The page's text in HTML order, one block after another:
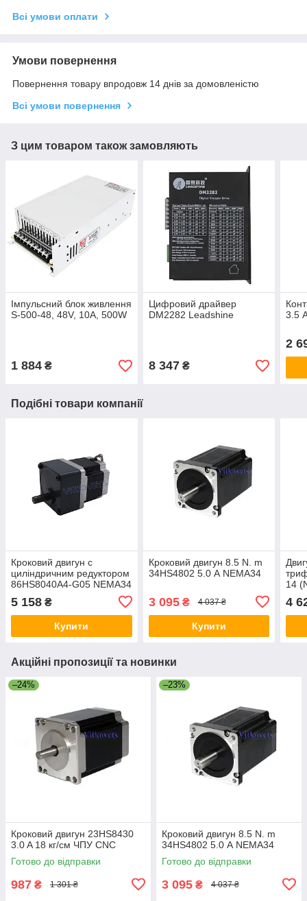
Всі умови оплати
Умови повернення
Повернення товару впродовж 14 днів за домовленістю
Всі умови повернення
З цим товаром також замовляють
Імпульсний блок живлення
S-500-48, 48V, 10A, 500W
1 884 ₴
Цифровий драйвер
DM2282 Leadshine
8 347₴
3.5
2
Подібні товари компанії
Кроковий двигун c
циліндричним редуктором
86HS8040A4-G05 NEMA34
(коефіцієнт редукції 1:5)
5 158 ₴
Купити
Кроковий двигун 8.5 N. m
34HS4802 5.0 А NEMA34
3 095₴ 4 037 ₴
Купити
14
4
Акційні пропозиції та новинки
–24%
Кроковий двигун 23HS8430
3.0 A 18 кг/см ЧПУ CNC
Готово до відправки
987 ₴ 1 301 ₴
–23%
Кроковий двигун 8.5 N. m
34HS4802 5.0 А NEMA34
Готово до відправки
3 095 ₴ 4 037 ₴